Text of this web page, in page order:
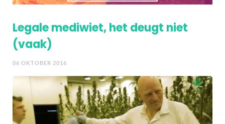
Legale mediwiet, het deugt niet
(vaak)
06 OKTOBER 2016